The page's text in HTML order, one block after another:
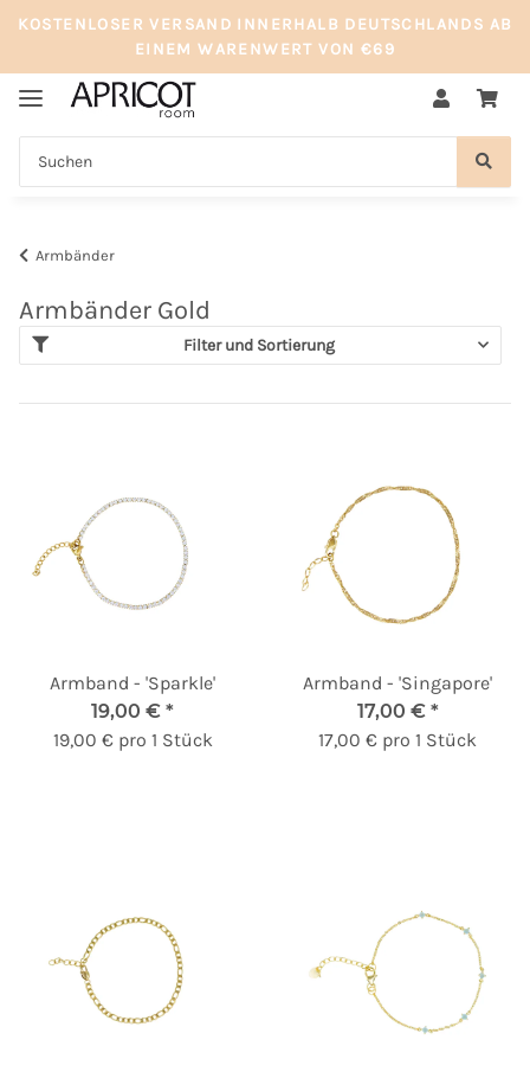
KOSTENLOSER VERSAND INNERHALB DEUTSCHLANDS AB
EINEM WARENWERT VON €69
Armbänder
Armbänder Gold
Filter und Sortierung
Armband - 'Sparkle'
19,00 € *
19,00 € pro 1 Stück
Armband - 'Singapore'
17,00 € *
17,00 € pro 1 Stück